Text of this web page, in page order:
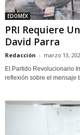
EDOMÉX
PRI Requiere
David Parra
Redacción - marzo 13,
El Partido Revolucionario
reflexión sobre el mensaje